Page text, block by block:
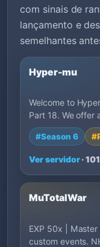
com sinais de
lançamento e
semelhantes
Hyper-mu
Welcome to
Part 18. We offer
#Season 6
Ver servidor·
MuTotalWar
EXP 50x |
custom events.